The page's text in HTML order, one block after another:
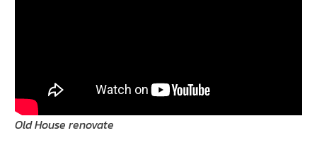
Old House renovate